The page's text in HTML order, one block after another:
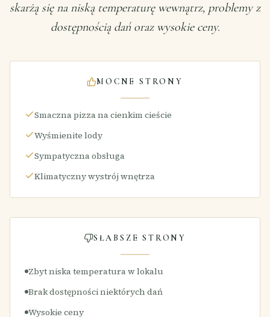
skarżą się na niską temperaturę wewnątrz, problemy z
dostępnością dań oraz wysokie ceny.
MOCNE STRONY
Smaczna pizza na cienkim cieście
Wyśmienite lody
Sympatyczna obsługa
Klimatyczny wystrój wnętrza
SŁABSZE STRONY
Zbyt niska temperatura w lokalu
Brak dostępności niektórych dań
Wysokie ceny